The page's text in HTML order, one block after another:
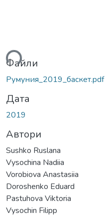
Файли
Румуния_2019_баскет.pdf
Дата
2019
Автори
Sushko Ruslana
Vysochina Nadiia
Vorobiova Anastasiia
Doroshenko Eduard
Pastuhova Viktoria
Vysochin Filipp